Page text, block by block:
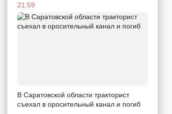
21:59
В Саратовской области тракторист
съехал в оросительный канал и погиб